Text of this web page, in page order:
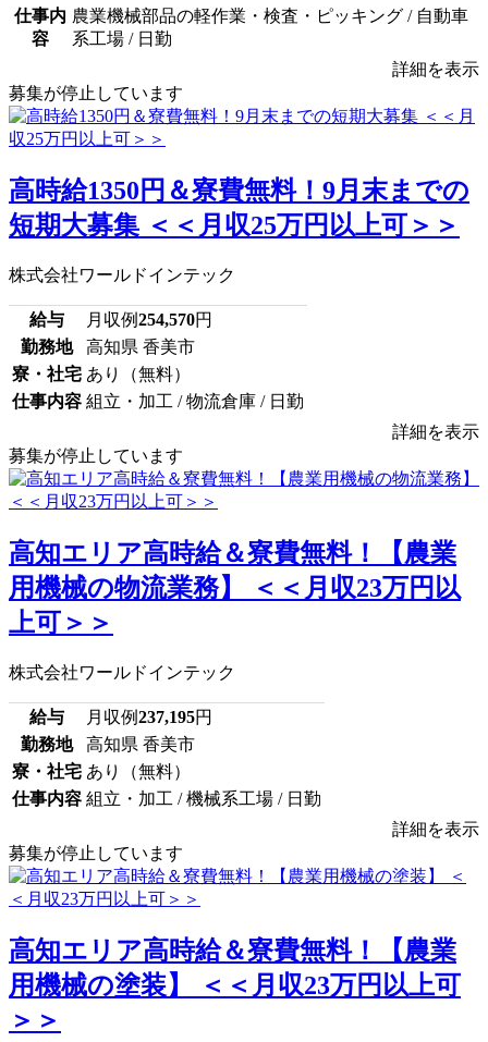
仕事内
容
農業機械部品の軽作業・検査・ピッキング / 自動車
系工場 / 日勤
詳細を表示
募集が停止しています
高時給1350円＆寮費無料！9月末までの
短期大募集 ＜＜月収25万円以上可＞＞
株式会社ワールドインテック
給与 月収例254,570円
勤務地
高知県 香美市
寮・社宅 あり（無料）
仕事内容 組立・加工 / 物流倉庫 / 日勤
詳細を表示
募集が停止しています
高知エリア高時給＆寮費無料！【農業
用機械の物流業務】 ＜＜月収23万円以
上可＞＞
株式会社ワールドインテック
給与 月収例237,195円
勤務地
高知県 香美市
寮・社宅 あり（無料）
仕事内容 組立・加工 / 機械系工場 / 日勤
詳細を表示
募集が停止しています
高知エリア高時給＆寮費無料！【農業
用機械の塗装】 ＜＜月収23万円以上可
＞＞